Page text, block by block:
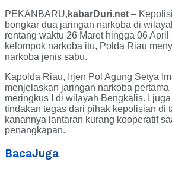
PEKANBARU, kabarDuri.net –
bongkar dua jaringan narkoba di
rentang waktu 26 Maret hingga 06
kelompok narkoba itu, Polda Riau
narkoba jenis sabu.
Kapolda Riau, Irjen Pol Agung Setya
menjelaskan jaringan narkoba pertama
meringkus I di wilayah Bengkalis. I
tindakan tegas dari pihak kepolisian di
kanannya lantaran kurang kooperatif
penangkapan.
BacaJuga